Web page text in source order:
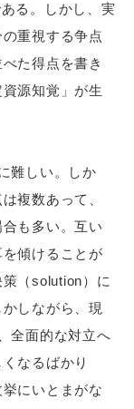
る。しかし、実
重視する争点
た得点を書き
源知覚」が生
難しい。しか
複数あって、
も多い。互い
傾けることが
（solution）に
しながら、現
全面的な対立へ
なるばかり
にいとまがな